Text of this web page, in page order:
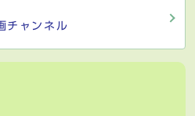
チャンネル